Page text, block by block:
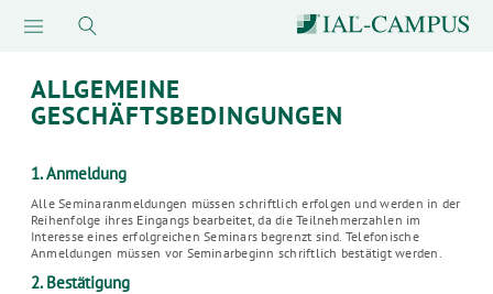
ALLGEMEINE
GESCHÄFTSBEDINGUNGEN
1. Anmeldung
Alle Seminaranmeldungen müssen schriftlich erfolgen und werden in der
Reihenfolge ihres Eingangs bearbeitet, da die Teilnehmerzahlen im
Interesse eines erfolgreichen Seminars begrenzt sind. Telefonische
Anmeldungen müssen vor Seminarbeginn schriftlich bestätigt werden.
2. Bestätigung